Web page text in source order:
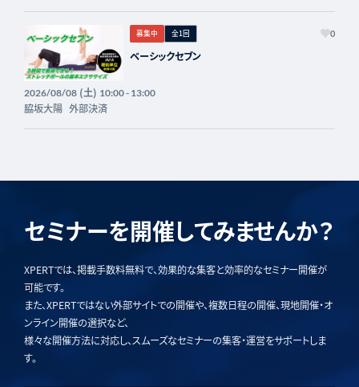
募集中 全1回 0
ベーシックセブン
2026/08/08(土) 10:00 - 13:00
脇坂大陽 外部決済
セミナーを開催してみませんか？
XPERTでは、掲載手数料無料で、効果的な集客と効率的なセミナー開催が
可能です。
また、XPERTではない外部サイトでの開催や、複数日程の開催、現地開催・オ
ンライン開催の選択など、
様々な開催方法に対応し、スムーズなセミナーの集客・運営をサポートしま
す。